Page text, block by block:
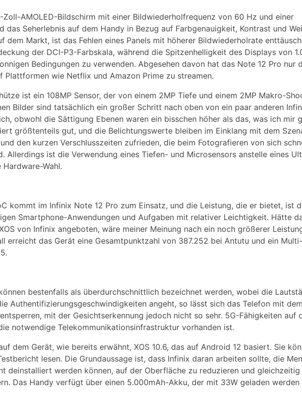
AMOLED-Bildschirm mit einer Bildwiederholfrequenz von 60 Hz und einer
das Seherlebnis auf dem Handy in Bezug auf Farbgenauigkeit, Kontrast und
dem Markt, ist das Fehlen eines Panels mit höherer Bildwiederholrate
der DCI-P3-Farbskala, während die Spitzenhelligkeit des Displays von
Bedingungen zu verwenden. Abgesehen davon hat das Note 12 Pro nur
Plattformen wie Netflix und Amazon Prime zu streamen.
ist ein 108MP Sensor, der von einem 2MP Tiefe und einem 2MP Makro-
Bilder sind tatsächlich ein großer Schritt nach oben von ein paar anderen
obwohl die Sättigung Ebenen waren ein bisschen höher als das, was ich mir
größtenteils gut, und die Belichtungswerte bleiben im Einklang mit dem
den kurzen Verschlusszeiten zufrieden, die beim Fotografieren von sich
Allerdings ist die Verwendung eines Tiefen- und Microsensors anstelle eines
Wahl.
kommt im Infinix Note 12 Pro zum Einsatz, und die Leistung, die er bietet, ist
Smartphone-Anwendungen und Aufgaben mit relativer Leichtigkeit. Hätte
von Infinix angeboten, wäre meiner Meinung nach ein noch größerer
erreicht das Gerät eine Gesamtpunktzahl von 387.252 bei Antutu und ein
bestenfalls als überdurchschnittlich bezeichnet werden, wobei die
Authentifizierungsgeschwindigkeiten angeht, so lässt sich das Telefon mit dem
mit der Gesichtserkennung jedoch nicht so sehr. 5G-Fähigkeiten auf
notwendige Telekommunikationsinfrastruktur vorhanden ist.
dem Gerät, wie bereits erwähnt, XOS 10.6, das auf Android 12 basiert. Sie
lesen. Die Grundaussage ist, dass Infinix daran arbeiten sollte, die
deinstalliert werden können, auf der Oberfläche zu reduzieren und gleichzeitig
Das Handy verfügt über einen 5.000mAh-Akku, der mit 33W geladen werden